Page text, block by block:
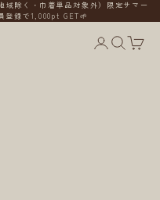
除く・巾着単品対象外）限定サマー
登録で1,000pt GET🌱
会員ページ
検索を開
カー